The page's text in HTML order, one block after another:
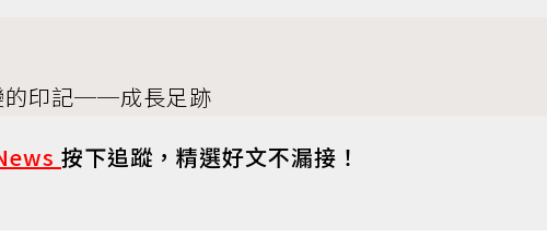
的印記──成長足跡
按下追蹤，精選好文不漏接！